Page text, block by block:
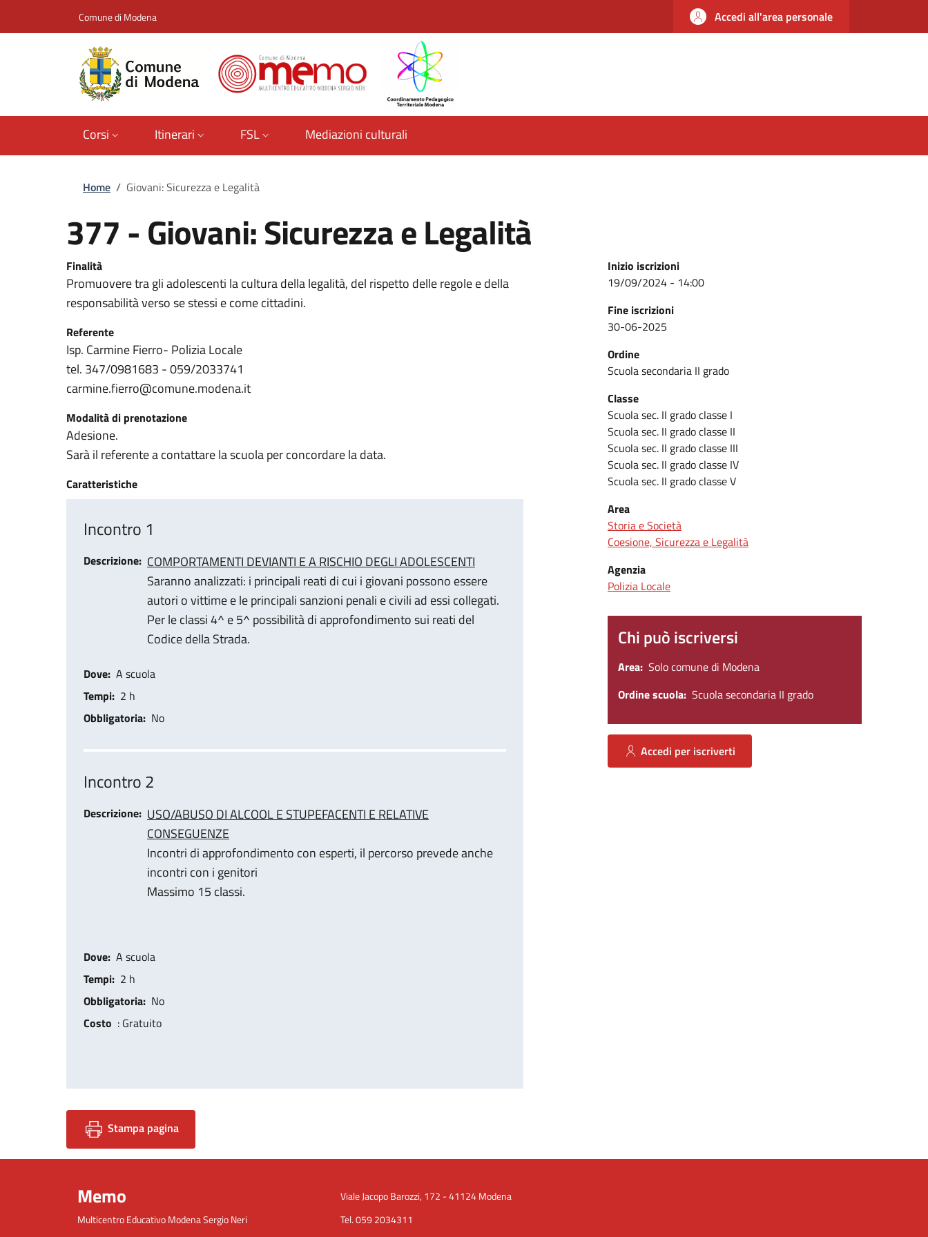
Comune di Modena Accedi all'area personale
Corsi Itinerari FSL Mediazioni culturali
Briciole di pane
Home / Giovani: Sicurezza e Legalità
377 - Giovani: Sicurezza e Legalità
Finalità
Promuovere tra gli adolescenti la cultura della legalità, del rispetto delle regole e della
responsabilità verso se stessi e come cittadini.
Referente
Isp. Carmine Fierro- Polizia Locale
tel. 347/0981683 - 059/2033741
carmine.fierro@comune.modena.it
Modalità di prenotazione
Adesione.
Sarà il referente a contattare la scuola per concordare la data.
Caratteristiche
Incontro 1
Descrizione COMPORTAMENTI DEVIANTI E A RISCHIO DEGLI ADOLESCENTI
Saranno analizzati: i principali reati di cui i giovani possono essere
autori o vittime e le principali sanzioni penali e civili ad essi collegati.
Per le classi 4^ e 5^ possibilità di approfondimento sui reati del
Codice della Strada.
Dove A scuola
Tempi 2 h
Obbligatoria No
Incontro 2
Descrizione USO/ABUSO DI ALCOOL E STUPEFACENTI E RELATIVE
CONSEGUENZE
Incontri di approfondimento con esperti, il percorso prevede anche
incontri con i genitori
Massimo 15 classi.
Dove A scuola
Tempi 2 h
Obbligatoria No
Costo : Gratuito
Stampa pagina
Inizio iscrizioni
19/09/2024 - 14:00
Fine iscrizioni
30-06-2025
Ordine
Scuola secondaria II grado
Classe
Scuola sec. II grado classe I
Scuola sec. II grado classe II
Scuola sec. II grado classe III
Scuola sec. II grado classe IV
Scuola sec. II grado classe V
Area
Storia e Società
Coesione, Sicurezza e Legalità
Agenzia
Polizia Locale
Chi può iscriversi
Area Solo comune di Modena
Ordine scuola Scuola secondaria II grado
Accedi per iscriverti
Memo
Multicentro Educativo Modena Sergio Neri
Viale Jacopo Barozzi, 172 - 41124 Modena
Tel. 059 2034311